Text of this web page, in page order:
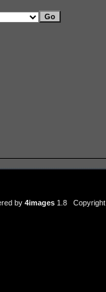
by 4images1.8 Copyright